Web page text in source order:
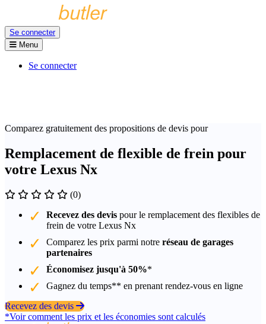
Se connecter
Menu
Se connecter
Comparez gratuitement des propositions de devis pour
Remplacement de flexible de frein pour
votre Lexus Nx
(0)
Recevez des devis pour le remplacement des flexibles de
frein de votre Lexus Nx
Comparez les prix parmi notre réseau de garages
partenaires
Économisez jusqu'à 50%*
Gagnez du temps** en prenant rendez-vous en ligne
Recevez des devis
*Voir comment les prix et les économies sont calculés